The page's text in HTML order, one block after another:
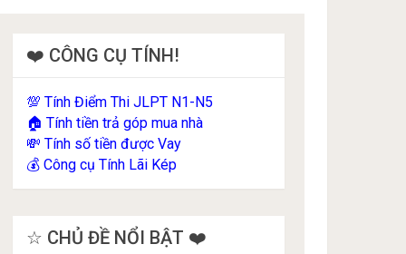
❤️ CÔNG CỤ TÍNH!
💯Tính Điểm Thi JLPT N1-N5
🏠Tính tiền trả góp mua nhà
💸Tính số tiền được Vay
💰Công cụ Tính Lãi Kép
☆ CHỦ ĐỀ NỔI BẬT ❤️